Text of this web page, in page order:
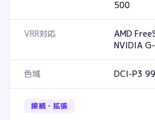
500
VRR対応
AMD
NVIDIA
色域 DCI-P3
接続・拡張